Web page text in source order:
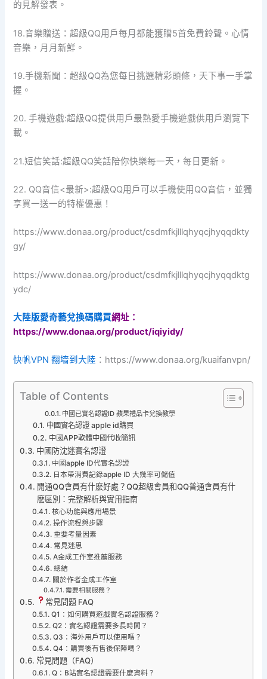
的見解發表。
18.音樂贈送：超級QQ用戶每月都能獲贈5首免費鈴聲。心情
音樂，月月新鮮。
19.手機新聞：超級QQ為您每日挑選精彩頭條，天下事一手掌
握。
20. 手機遊戲:超級QQ提供用戶最熱愛手機遊戲供用戶瀏覽下
載。
21.短信笑話:超級QQ笑話陪你快樂每一天，每日更新。
22. QQ音信<最新>:超級QQ用戶可以手機使用QQ音信，並獨
享買一送一的特權優惠！
https://www.donaa.org/product/csdmfkjlllqhyqcjhyqqdkty
gy/
https://www.donaa.org/product/csdmfkjlllqhyqcjhyqqdktg
ydc/
大陸版愛奇藝兌換碼購買網址：
https://www.donaa.org/product/iqiyidy/
快帆VPN 翻墻到大陸 ：https://www.donaa.org/kuaifanvpn/
Table of Contents
中國已實名認證ID 蘋果禮品卡兌換教學
中國實名認證 apple id購買
中國APP軟體中國代收簡訊
中國防沈迷實名認證
中國apple ID代實名認證
日本帶消費記錄apple ID 大幾率可儲值
開通QQ會員有什麽好處？QQ超級會員和QQ普通會員有什
麽區別：完整解析與實用指南
核心功能與應用場景
操作流程與步驟
重要考量因素
常見迷思
A金成工作室推薦服務
總結
關於作者金成工作室
需要相關服務？
常見問題 FAQ
Q1：如何購買遊戲實名認證服務？
Q2：實名認證需要多長時間？
Q3：海外用戶可以使用嗎？
Q4：購買後有售後保障嗎？
常見問題（FAQ）
Q：B站實名認證需要什麼資料？